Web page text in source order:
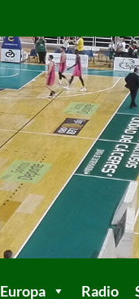
Europa Radio